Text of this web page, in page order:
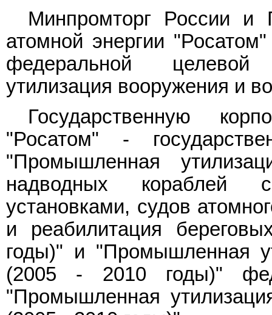
Минпромторг России и
атомной энергии
федеральной
утилизация вооружения и
Государственную
"Росатом" -
"Промышленная
надводных кораблей
установками, судов
и реабилитация
годы)" и "Промышленная
(2005 - 2010 годы)"
"Промышленная